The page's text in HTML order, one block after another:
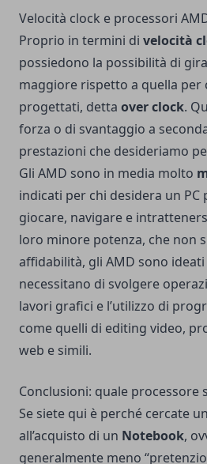
Velocità clock e processori
Proprio in termini di velocità
possiedono la possibilità di
maggiore rispetto a quella per
progettati, detta over clock.
forza o di svantaggio a
prestazioni che desideriamo
Gli AMD sono in media molto
indicati per chi desidera un PC
giocare, navigare e
loro minore potenza, che non
affidabilità, gli AMD sono ideati
necessitano di svolgere
lavori grafici e l’utilizzo di
come quelli di editing video,
web e simili.
Conclusioni: quale processore
Se siete qui è perché cercate
all’acquisto di un Notebook,
generalmente meno